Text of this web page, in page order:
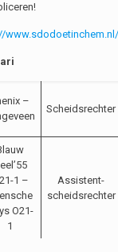
–
Scheidsrechter
1 –
O21-
1
Assistent-
scheidsrechter